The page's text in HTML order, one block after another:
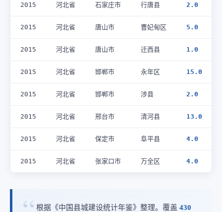
2015 河北省 石家庄市 行唐县 2.0
2015 河北省 唐山市 曹妃甸区 5.0
2015 河北省 唐山市 迁西县 1.0
2015 河北省 邯郸市 永年区 15.0
2015 河北省 邯郸市 涉县 2.0
2015 河北省 邢台市 清河县 13.0
2015 河北省 保定市 阜平县 4.0
2015 河北省 张家口市 万全区 4.0
根据《中国县城建设统计年鉴》整理。覆盖 430